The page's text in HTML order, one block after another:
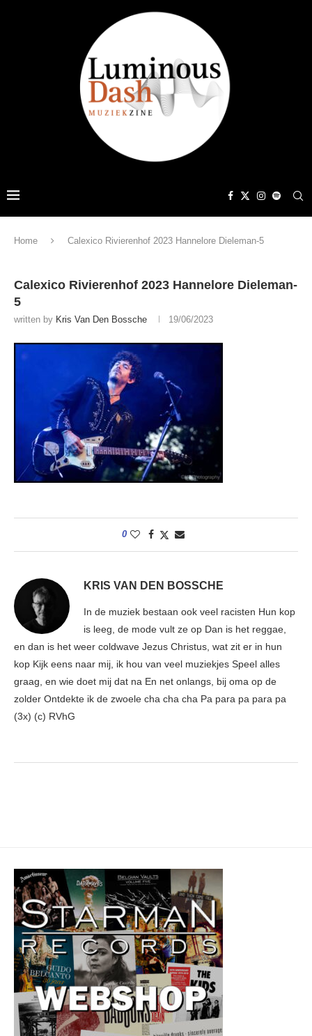
Home Calexico Rivierenhof 2023 Hannelore Dieleman-5
Calexico Rivierenhof 2023 Hannelore Dieleman-
5
written by Kris Van Den Bossche 19/06/2023
0
KRIS VAN DEN BOSSCHE
In de muziek bestaan ook veel racisten Hun kop
is leeg, de mode vult ze op Dan is het reggae,
en dan is het weer coldwave Jezus Christus, wat zit er in hun
kop Kijk eens naar mij, ik hou van veel muziekjes Speel alles
graag, en wie doet mij dat na En net onlangs, bij oma op de
zolder Ontdekte ik de zwoele cha cha cha Pa para pa para pa
(3x) (c) RVhG